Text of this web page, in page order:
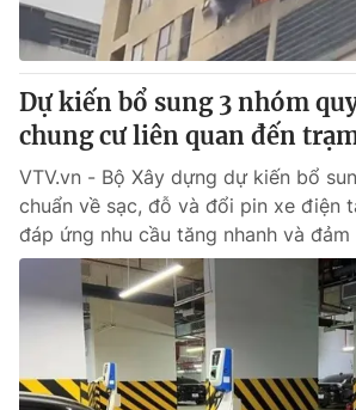
Dự kiến bổ sung 3 nhóm
chung cư liên quan đến
VTV.vn - Bộ Xây dựng dự kiến bổ
chuẩn về sạc, đỗ và đổi pin xe điện
đáp ứng nhu cầu tăng nhanh và đảm